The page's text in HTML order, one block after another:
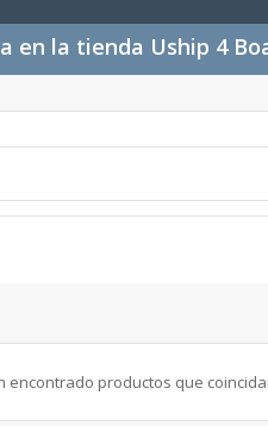
en la tienda Uship 4
encontrado productos que